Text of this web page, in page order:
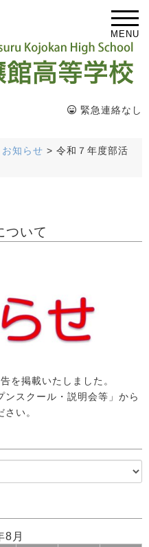
MENU
緊急連絡なし
お知らせ > 令和７年度部活
ついて
を掲載いたしました。
スクール・説明会等」から
さい。
8月